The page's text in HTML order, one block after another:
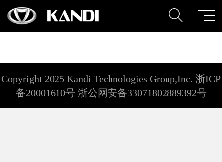
Copyright 2025 Kandi Technologies Group,Inc. 浙ICP
备20001610号 浙公网安备33071802889392号